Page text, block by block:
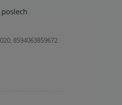
8594063859672